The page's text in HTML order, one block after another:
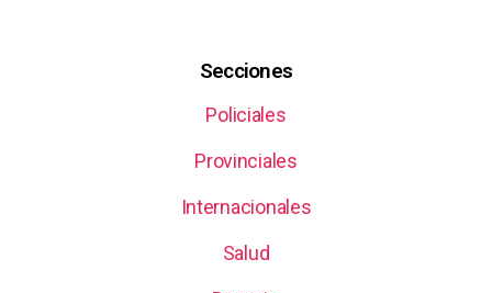
Secciones
Policiales
Provinciales
Internacionales
Salud